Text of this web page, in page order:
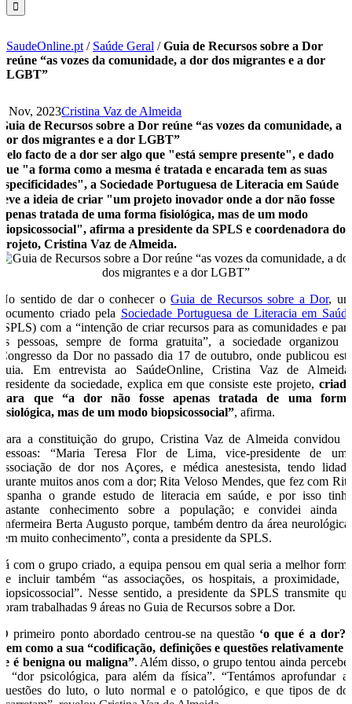
SaudeOnline.pt / Saúde Geral /Guia de Recursos sobre a Dor
reúne “as vozes da comunidade, a dor dos migrantes e a dor
LGBT”
1 Nov, 2023Cristina Vaz de Almeida
Guia de Recursos sobre a Dor reúne “as vozes da comunidade, a
dor dos migrantes e a dor LGBT”
Pelo facto de a dor ser algo que "está sempre presente", e dado
que "a forma como a mesma é tratada e encarada tem as suas
especificidades", a Sociedade Portuguesa de Literacia em Saúde
teve a ideia de criar "um projeto inovador onde a dor não fosse
apenas tratada de uma forma fisiológica, mas de um modo
biopsicossocial", afirma a presidente da SPLS e coordenadora do
projeto, Cristina Vaz de Almeida.
No sentido de dar o conhecer oGuia de Recursos sobre a Dor, um
documento criado pela Sociedade Portuguesa de Literacia em Saúde
(SPLS) com a “intenção de criar recursos para as comunidades e para
as pessoas, sempre de forma gratuita”, a sociedade organizou o
Congresso da Dor no passado dia 17 de outubro, onde publicou este
guia. Em entrevista ao SaúdeOnline, Cristina Vaz de Almeida,
presidente da sociedade, explica em que consiste este projeto, criado
para que “a dor não fosse apenas tratada de uma forma
fisiológica, mas de um modo biopsicossocial”, afirma.
Para a constituição do grupo, Cristina Vaz de Almeida convidou 3
pessoas: “Maria Teresa Flor de Lima, vice-presidente de uma
associação de dor nos Açores, e médica anestesista, tendo lidado
durante muitos anos com a dor; Rita Veloso Mendes, que fez com Rita
Espanha o grande estudo de literacia em saúde, e por isso tinha
bastante conhecimento sobre a população; e convidei ainda a
enfermeira Berta Augusto porque, também dentro da área neurológica,
tem muito conhecimento”, conta a presidente da SPLS.
Já com o grupo criado, a equipa pensou em qual seria a melhor forma
de incluir também “as associações, os hospitais, a proximidade, o
biopsicossocial”. Nesse sentido, a presidente da SPLS transmite que
foram trabalhadas 9 áreas no Guia de Recursos sobre a Dor.
O primeiro ponto abordado centrou-se na questão ‘o que é a dor?’,
bem como a sua “codificação, definições e questões relativamente a
se é benigna ou maligna”. Além disso, o grupo tentou ainda perceber
a “dor psicológica, para além da física”. “Tentámos aprofundar as
questões do luto, o luto normal e o patológico, e que tipos de dor